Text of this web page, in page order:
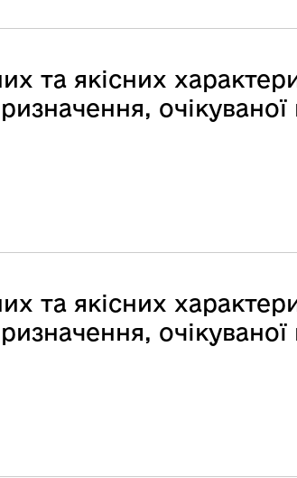
та якісних
очікуваної
та якісних
очікуваної